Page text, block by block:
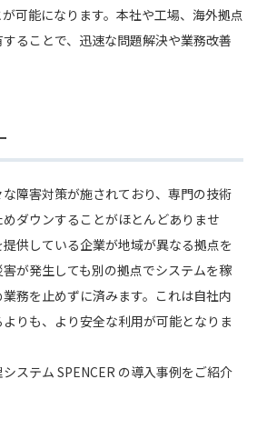
可能になります。本社や工場、海外拠点
ることで、迅速な問題解決や業務改善
障害対策が施されており、専門の技術
ダウンすることがほとんどありませ
供している企業が地域が異なる拠点を
が発生しても別の拠点でシステムを稼
務を止めずに済みます。これは自社内
りも、より安全な利用が可能となりま
ステム SPENCER の導入事例をご紹介